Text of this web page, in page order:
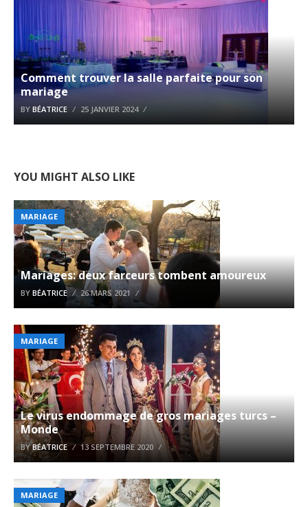
Comment trouver la salle parfaite pour son
mariage
BY BÉATRICE 25 JANVIER 2024
YOU MIGHT ALSO LIKE
MARIAGE
Mariages: deux farceurs tombent amoureux
BY BÉATRICE 26 MARS 2021
MARIAGE
Le virus endommage de gros mariages turcs –
Monde
BYBÉATRICE 13 SEPTEMBRE 2020
MARIAGE